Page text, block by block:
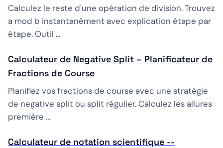
Calculez le reste d'une opération de division. Trouvez
a mod b instantanément avec explication étape par
étape. Outil …
Calculateur de Negative Split – Planificateur de
Fractions de Course
Planifiez vos fractions de course avec une stratégie
de negative split ou split régulier. Calculez les allures
première …
Calculateur de notation scientifique --